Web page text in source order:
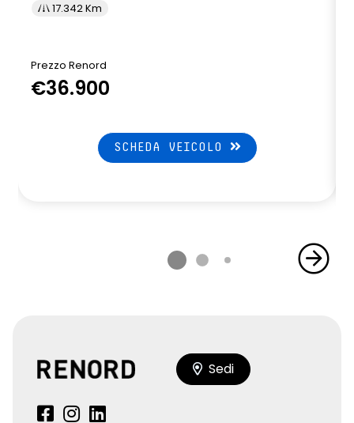
17.342 Km
Prezzo Renord
€36.900
SCHEDA VEICOLO
Sedi